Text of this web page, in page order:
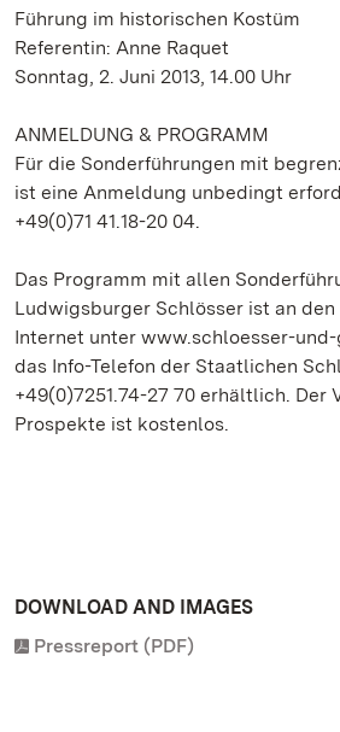
Führung im historischen Kostüm
Referentin: Anne Raquet
Sonntag, 2. Juni 2013, 14.00 Uhr
ANMELDUNG & PROGRAMM
Für die Sonderführungen mit
ist eine Anmeldung unbedingt
+49(0)71 41.18-20 04.
Das Programm mit allen
Ludwigsburger Schlösser ist an den
Internet unter www.schloesser-
das Info-Telefon der Staatlichen
+49(0)7251.74-27 70 erhältlich. Der
Prospekte ist kostenlos.
DOWNLOAD AND IMAGES
Pressreport (PDF)